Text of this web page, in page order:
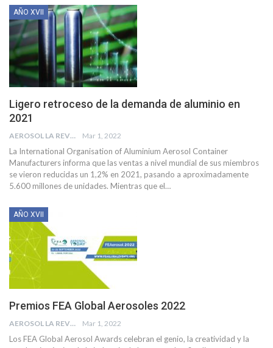
AÑO XVII
Ligero retroceso de la demanda de aluminio en
2021
AEROSOL LA REVISTA Mar 1, 2022
La International Organisation of Aluminium Aerosol Container
Manufacturers informa que las ventas a nivel mundial de sus miembros
se vieron reducidas un 1,2% en 2021, pasando a aproximadamente
5.600 millones de unidades. Mientras que el…
AÑO XVII
Premios FEA Global Aerosoles 2022
AEROSOL LA REVISTA Mar 1, 2022
Los FEA Global Aerosol Awards celebran el genio, la creatividad y la